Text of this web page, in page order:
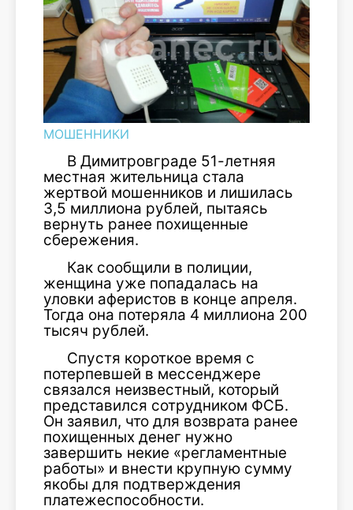
МОШЕННИКИ
В Димитровграде 51-летняя
местная жительница стала
жертвой мошенников и лишилась
3,5 миллиона рублей, пытаясь
вернуть ранее похищенные
сбережения.
Как сообщили в полиции,
женщина уже попадалась на
уловки аферистов в конце апреля.
Тогда она потеряла 4 миллиона 200
тысяч рублей.
Спустя короткое время с
потерпевшей в мессенджере
связался неизвестный, который
представился сотрудником ФСБ.
Он заявил, что для возврата ранее
похищенных денег нужно
завершить некие «регламентные
работы» и внести крупную сумму
якобы для подтверждения
платежеспособности.